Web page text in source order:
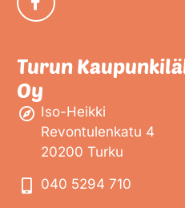
Turun
Oy
Iso-Heikki
Revontulenkatu 4
20200 Turku
040 5294 710